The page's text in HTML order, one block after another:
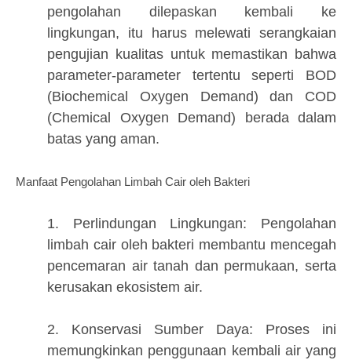
pengolahan dilepaskan kembali ke
lingkungan, itu harus melewati serangkaian
pengujian kualitas untuk memastikan bahwa
parameter-parameter tertentu seperti BOD
(Biochemical Oxygen Demand) dan COD
(Chemical Oxygen Demand) berada dalam
batas yang aman.
Manfaat Pengolahan Limbah Cair oleh Bakteri
1. Perlindungan Lingkungan: Pengolahan
limbah cair oleh bakteri membantu mencegah
pencemaran air tanah dan permukaan, serta
kerusakan ekosistem air.
2. Konservasi Sumber Daya: Proses ini
memungkinkan penggunaan kembali air yang